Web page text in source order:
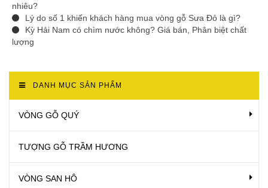
nhiêu?
Lý do số 1 khiến khách hàng mua vòng gỗ Sưa Đỏ là gì?
Kỳ Hải Nam có chìm nước không? Giá bán, Phân biệt chất
lượng
DANH MỤC SẢN PHẨM
VÒNG GỖ QUÝ
TƯỢNG GỖ TRẦM HƯƠNG
VÒNG SAN HÔ